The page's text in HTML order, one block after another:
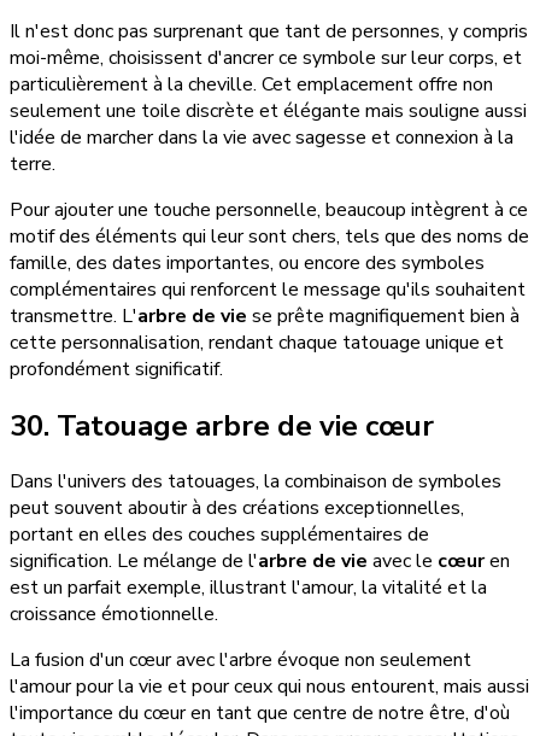
Il n'est donc pas surprenant que tant de personnes, y compris
moi-même, choisissent d'ancrer ce symbole sur leur corps, et
particulièrement à la cheville. Cet emplacement offre non
seulement une toile discrète et élégante mais souligne aussi
l'idée de marcher dans la vie avec sagesse et connexion à la
terre.
Pour ajouter une touche personnelle, beaucoup intègrent à ce
motif des éléments qui leur sont chers, tels que des noms de
famille, des dates importantes, ou encore des symboles
complémentaires qui renforcent le message qu'ils souhaitent
transmettre. L'arbre de vie se prête magnifiquement bien à
cette personnalisation, rendant chaque tatouage unique et
profondément significatif.
30. Tatouage arbre de vie cœur
Dans l'univers des tatouages, la combinaison de symboles
peut souvent aboutir à des créations exceptionnelles,
portant en elles des couches supplémentaires de
signification. Le mélange de l'arbre de vie avec le cœuren
est un parfait exemple, illustrant l'amour, la vitalité et la
croissance émotionnelle.
La fusion d'un cœur avec l'arbre évoque non seulement
l'amour pour la vie et pour ceux qui nous entourent, mais aussi
l'importance du cœur en tant que centre de notre être, d'où